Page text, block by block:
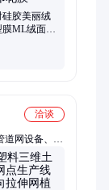
硅胶美丽绒
膜ML绒面胶
洽谈
网设备、
备、管道保
物攀爬网设
警示围栏设